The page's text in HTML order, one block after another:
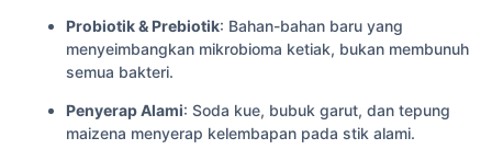
Probiotik & Prebiotik: Bahan-bahan baru yang
menyeimbangkan mikrobioma ketiak, bukan membunuh
semua bakteri.
Penyerap Alami: Soda kue, bubuk garut, dan tepung
maizena menyerap kelembapan pada stik alami.